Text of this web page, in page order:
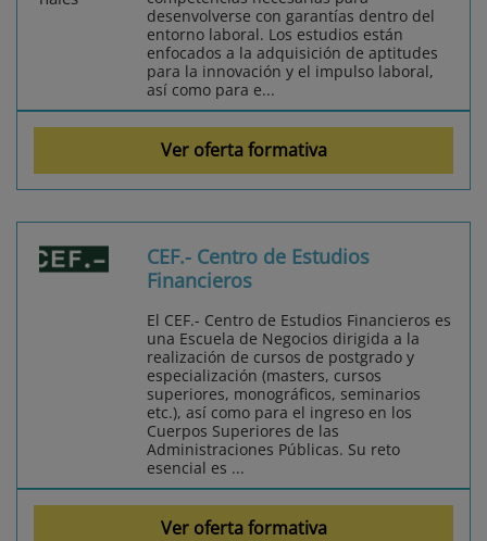
desenvolverse con garantías dentro del
entorno laboral. Los estudios están
enfocados a la adquisición de aptitudes
para la innovación y el impulso laboral,
así como para e...
Ver oferta formativa
CEF.- Centro de Estudios
Financieros
El CEF.- Centro de Estudios Financieros es
una Escuela de Negocios dirigida a la
realización de cursos de postgrado y
especialización (masters, cursos
superiores, monográficos, seminarios
etc.), así como para el ingreso en los
Cuerpos Superiores de las
Administraciones Públicas. Su reto
esencial es ...
Ver oferta formativa